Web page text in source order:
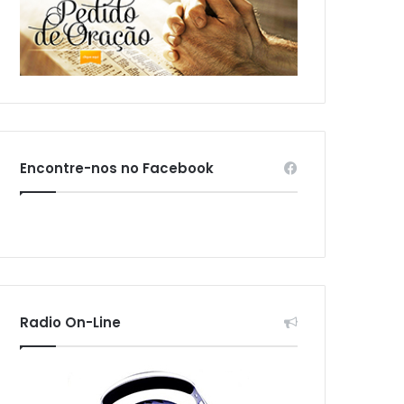
Encontre-nos no Facebook
Radio On-Line